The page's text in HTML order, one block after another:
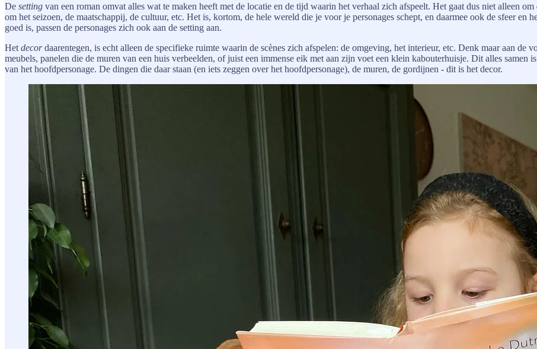
De setting van een roman omvat alles wat te maken heeft met de locatie en de tijd waarin het verhaal zich afspeelt. Het gaat dus niet alleen
om het seizoen, de maatschappij, de cultuur, etc. Het is, kortom, de hele wereld die je voor je personages schept, en daarmee ook de sfeer en
goed is, passen de personages zich ook aan de setting aan.
Het decordaarentegen, is echt alleen de specifieke ruimte waarin de scènes zich afspelen: de omgeving, het interieur, etc. Denk maar aan de
meubels, panelen die de muren van een huis verbeelden, of juist een immense eik met aan zijn voet een klein kabouterhuisje. Dit alles samen
van het hoofdpersonage. De dingen die daar staan (en iets zeggen over het hoofdpersonage), de muren, de gordijnen - dit is het decor.